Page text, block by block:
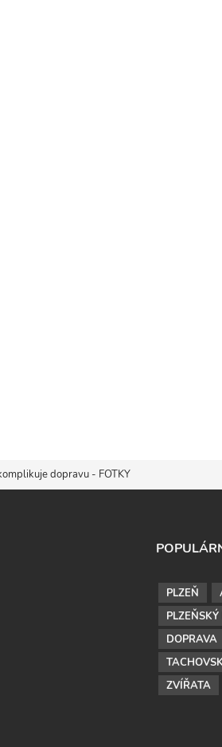
dopravu - FOTKY
PLZEŇ
PLZEŇSKÝ
DOPRAVA
ZVÍŘATA